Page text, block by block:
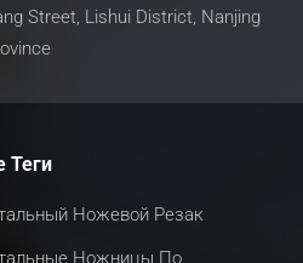
Street, Lishui District, Nanjing
Теги
Ножевой Резак
Ножницы По